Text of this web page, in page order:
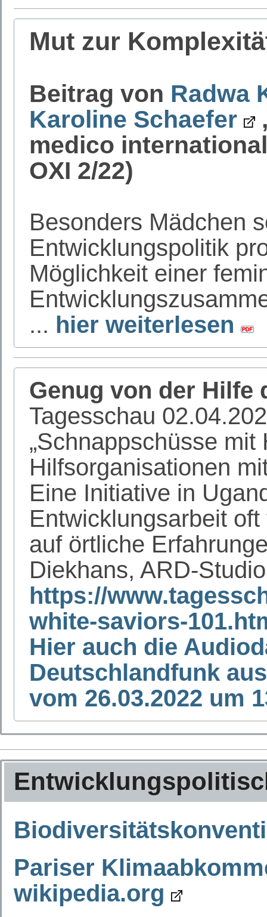
Mut zur
Beitrag von Radwa
Karoline Schaefer
medico
OXI 2/22)
Besonders Mädchen
Entwicklungspolitik
Möglichkeit einer
... hier weiterlesen
Genug von der Hilfe
Tagesschau
„Schnappschüsse mit
Hilfsorganisationen
Eine Initiative in
Entwicklungsarbeit
auf örtliche
Diekhans, ARD-
https://
white-saviors-
Hier auch die
Deutschlandfunk
vom 26.03.2022 um
Pariser
wikipedia.org